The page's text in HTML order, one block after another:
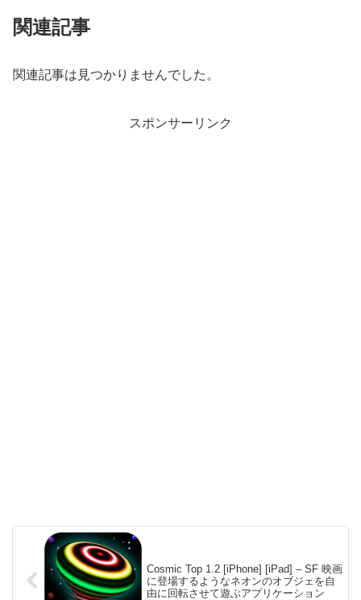
関連記事
関連記事は見つかりませんでした。
スポンサーリンク
Cosmic Top 1.2 [iPhone] [iPad] – SF 映画
に登場するようなネオンのオブジェを自
由に回転させて遊ぶアプリケーション